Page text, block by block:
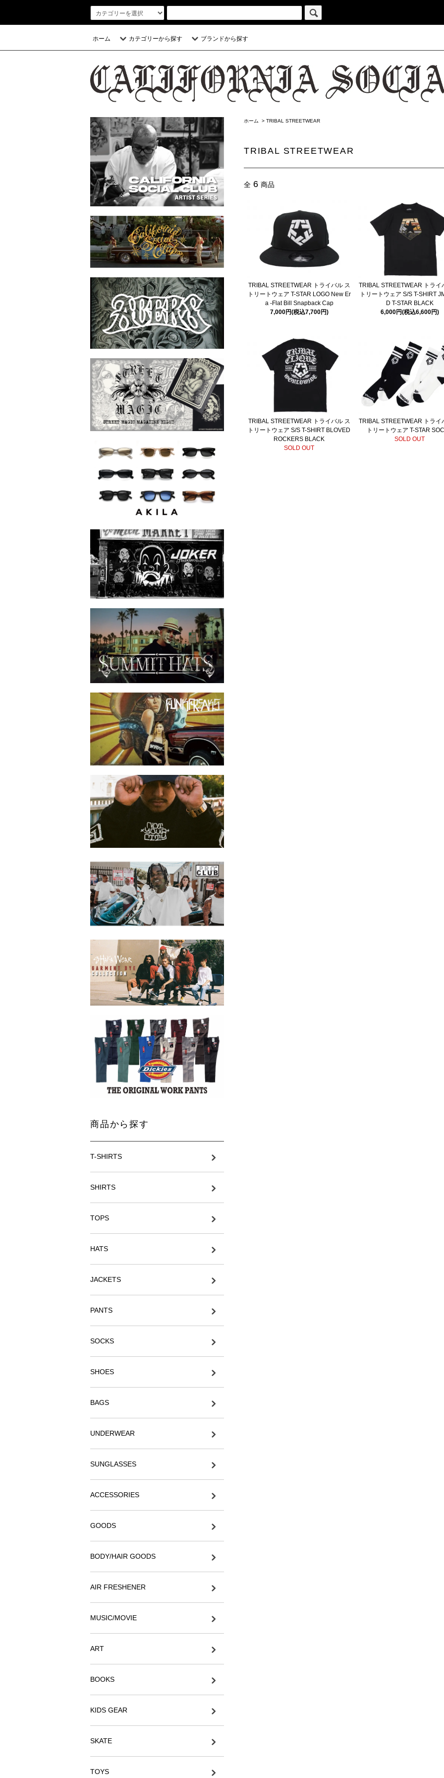
ホーム カテゴリーから探す ブランドから探す
商品から探す
T-SHIRTS
SHIRTS
TOPS
HATS
JACKETS
PANTS
SOCKS
SHOES
BAGS
UNDERWEAR
SUNGLASSES
ACCESSORIES
GOODS
BODY/HAIR GOODS
AIR FRESHENER
MUSIC/MOVIE
ART
BOOKS
KIDS GEAR
SKATE
TOYS
ホーム > TRIBAL STREETWEAR
TRIBAL STREETWEAR
全 6 商品
TRIBAL STREETWEAR トライバル ス
トリートウェア T-STAR LOGO New Er
a -Flat Bill Snapback Cap
7,000円(税込7,700円)
TRIBAL STREETWEAR トライ
トリートウェア S/S T-SHIRT
D T-STAR BLACK
6,000円(税込6,600円)
TRIBAL STREETWEAR トライバル ス
トリートウェア S/S T-SHIRT BLOVED
ROCKERS BLACK
SOLD OUT
TRIBAL STREETWEAR トライ
トリートウェア T-STAR
SOLD OUT